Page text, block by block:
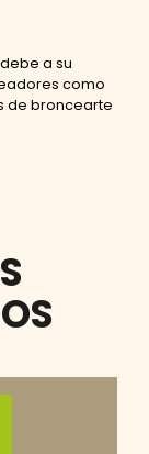
a su
como
de broncearte